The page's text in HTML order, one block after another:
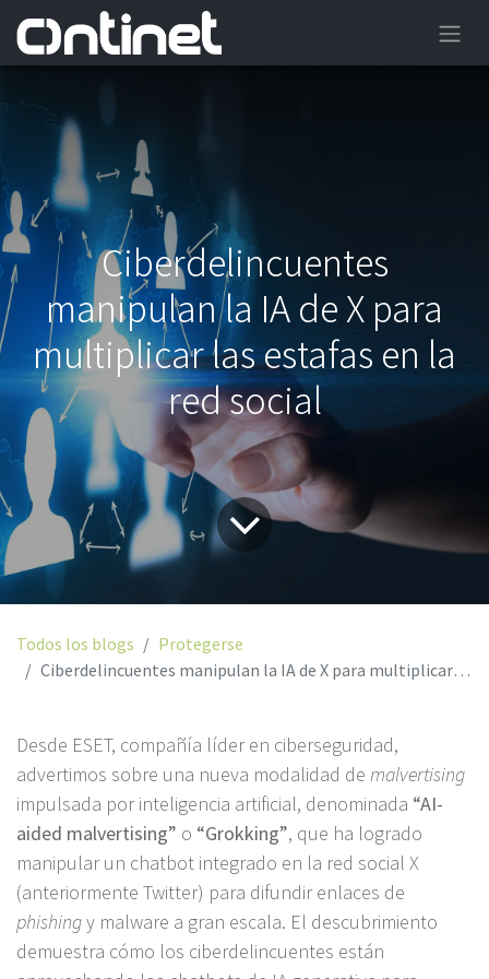
Ciberdelincuentes
manipulan la IA de X para
multiplicar las estafas en la
red social
Todos los blogs
Protegerse
Ciberdelincuentes manipulan la IA de X para multiplicar las estafas en la red social
Desde ESET, compañía líder en ciberseguridad,
advertimos sobre una nueva modalidad de malvertising
impulsada por inteligencia artificial, denominada “AI-
aided malvertising” o “Grokking”, que ha logrado
manipular un chatbot integrado en la red social X
(anteriormente Twitter) para difundir enlaces de
phishingy malware a gran escala. El descubrimiento
demuestra cómo los ciberdelincuentes están